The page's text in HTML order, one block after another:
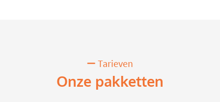
Tarieven
Onze pakketten